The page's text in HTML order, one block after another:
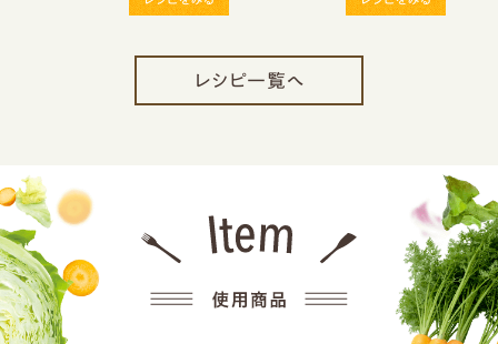
レシピ一覧へ